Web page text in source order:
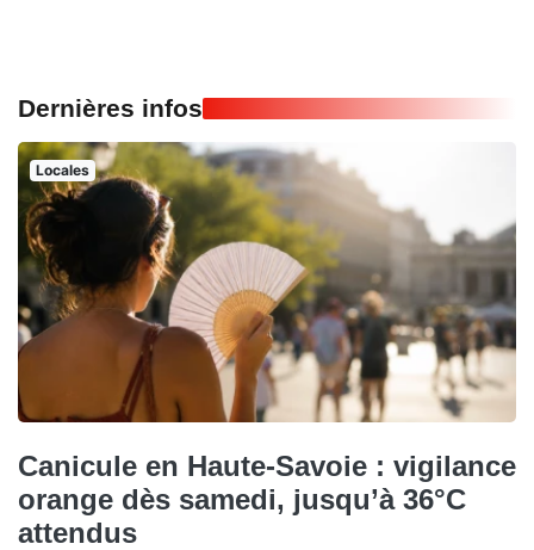
Dernières infos
Locales
Canicule en Haute-Savoie : vigilance
orange dès samedi, jusqu’à 36°C
attendus